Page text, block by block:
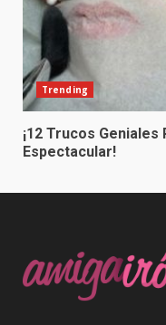
Trending
¡12 Trucos Geniales
Espectacular!